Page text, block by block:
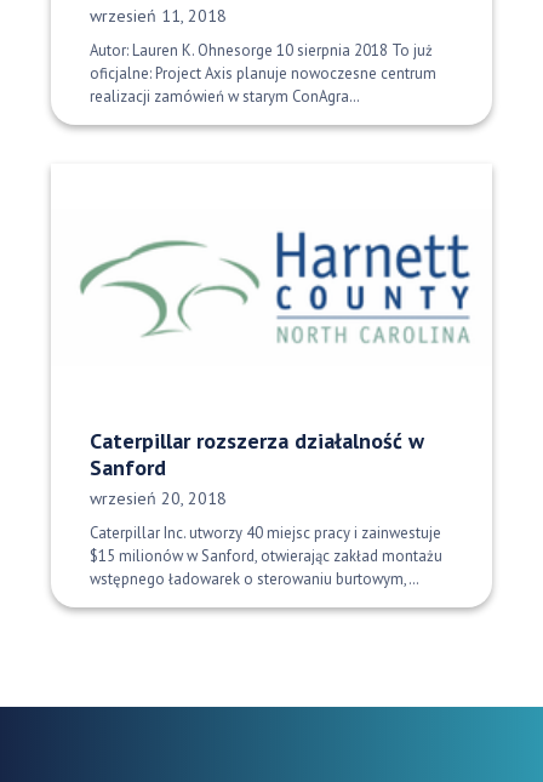
Data opublikowania:
wrzesień 11, 2018
Autor: Lauren K. Ohnesorge 10 sierpnia 2018 To już
oficjalne: Project Axis planuje nowoczesne centrum
realizacji zamówień w starym ConAgra…
Caterpillar rozszerza działalność w
Sanford
Data opublikowania:
wrzesień 20, 2018
Caterpillar Inc. utworzy 40 miejsc pracy i zainwestuje
$15 milionów w Sanford, otwierając zakład montażu
wstępnego ładowarek o sterowaniu burtowym,…